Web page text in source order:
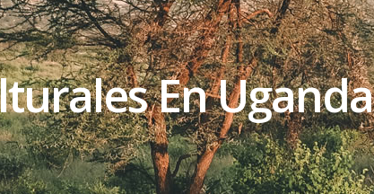
En Uganda